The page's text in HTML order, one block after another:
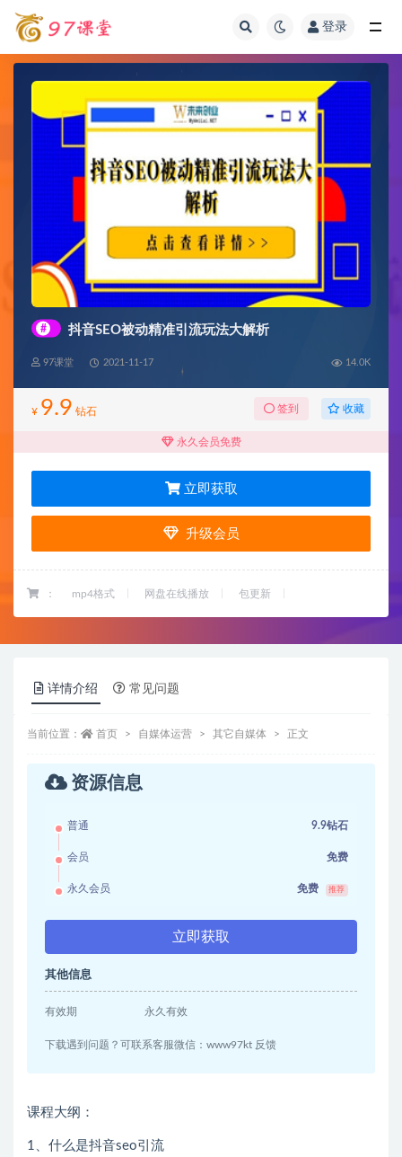
登录
# 抖音SEO被动精准引流玩法大解析
97课堂 2021-11-17 14.0K
¥ 9.9 钻石 签到 收藏
永久会员免费
立即获取
升级会员
： mp4格式 网盘在线播放 包更新
详情介绍 常见问题
当前位置： 首页 自媒体运营 其它自媒体 正文
资源信息
普通 9.9钻石
会员 免费
永久会员 免费 推荐
立即获取
其他信息
有效期 永久有效
下载遇到问题？可联系客服微信：www97kt 反馈
课程大纲：
1、什么是抖音seo引流